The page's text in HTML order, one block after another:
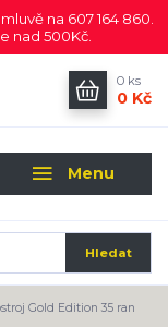
na 607 164 860.
nad 500Kč.
Menu
Hledat
0 ks
0 Kč
Gold Edition 35 ran